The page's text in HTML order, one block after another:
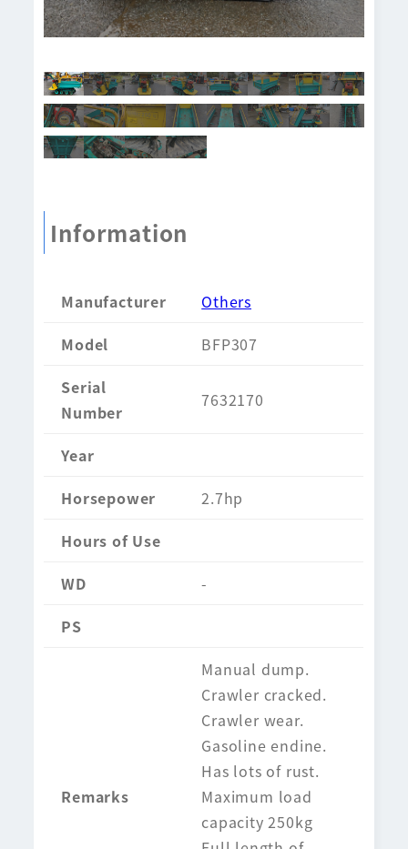
Information
Manufacturer
Others
Model
BFP307
Serial
Number
7632170
Year
Horsepower
2.7hp
Hours of Use
WD
-
PS
Remarks
Manual dump.
Crawler cracked.
Crawler wear.
Gasoline endine.
Has lots of rust.
Maximum load
capacity 250kg